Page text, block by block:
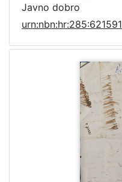
Javno dobro
urn:nbn:hr:285:621591